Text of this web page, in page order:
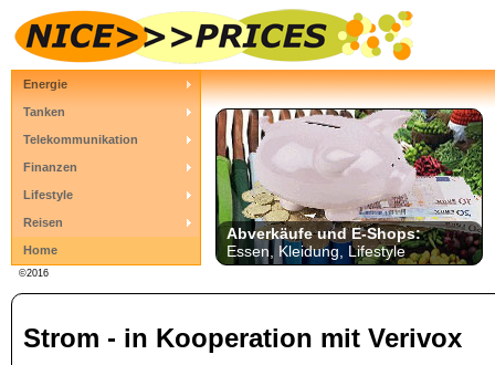
Energie
Tanken
Telekommunikation
Finanzen
Lifestyle
Reisen
Home
©2016
Abverkäufe und E-Shops:
Essen, Kleidung, Lifestyle
Strom - in Kooperation mit Verivox